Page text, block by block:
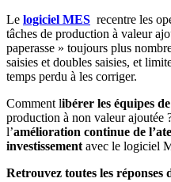
Le logiciel MES recentre les
tâches de production à valeur
paperasse » toujours plus
saisies et doubles saisies, et
temps perdu à les corriger.
Comment libérer les équipes
production à non valeur ajoutée
l’amélioration continue de
investissement avec le logiciel
Retrouvez toutes les